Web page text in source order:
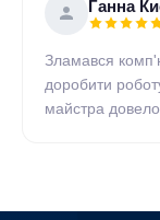
Ганна
Зламався
доробити
майстра